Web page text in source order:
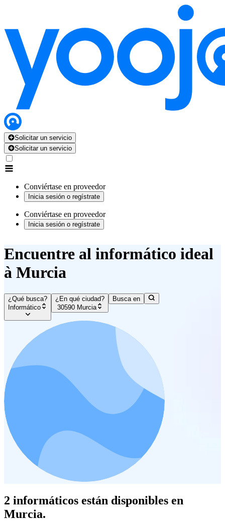
Solicitar un servicio
Solicitar un servicio
Conviértase en proveedor
Inicia sesión o regístrate
Conviértase en proveedor
Inicia sesión o regístrate
Encuentre al informático ideal
à Murcia
¿Qué busca?
Informático
¿En qué ciudad?
30590 Murcia
Busca en
2 informáticos están disponibles en
Murcia.